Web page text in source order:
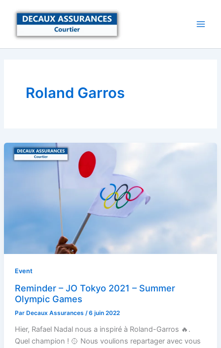
Roland Garros
Event
Reminder – JO Tokyo 2021 – Summer
Olympic Games
Par Decaux Assurances /6 juin 2022
Hier, Rafael Nadal nous a inspiré à Roland-Garros 🔥.
Quel champion ! 🥎 Nous voulions repartager avec vous